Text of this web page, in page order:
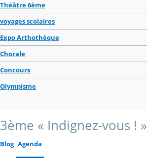
Théâtre 6ème
voyages scolaires
Expo Arthothèque
Chorale
Concours
Olympisme
3ème « Indignez-vous ! »
Blog Agenda